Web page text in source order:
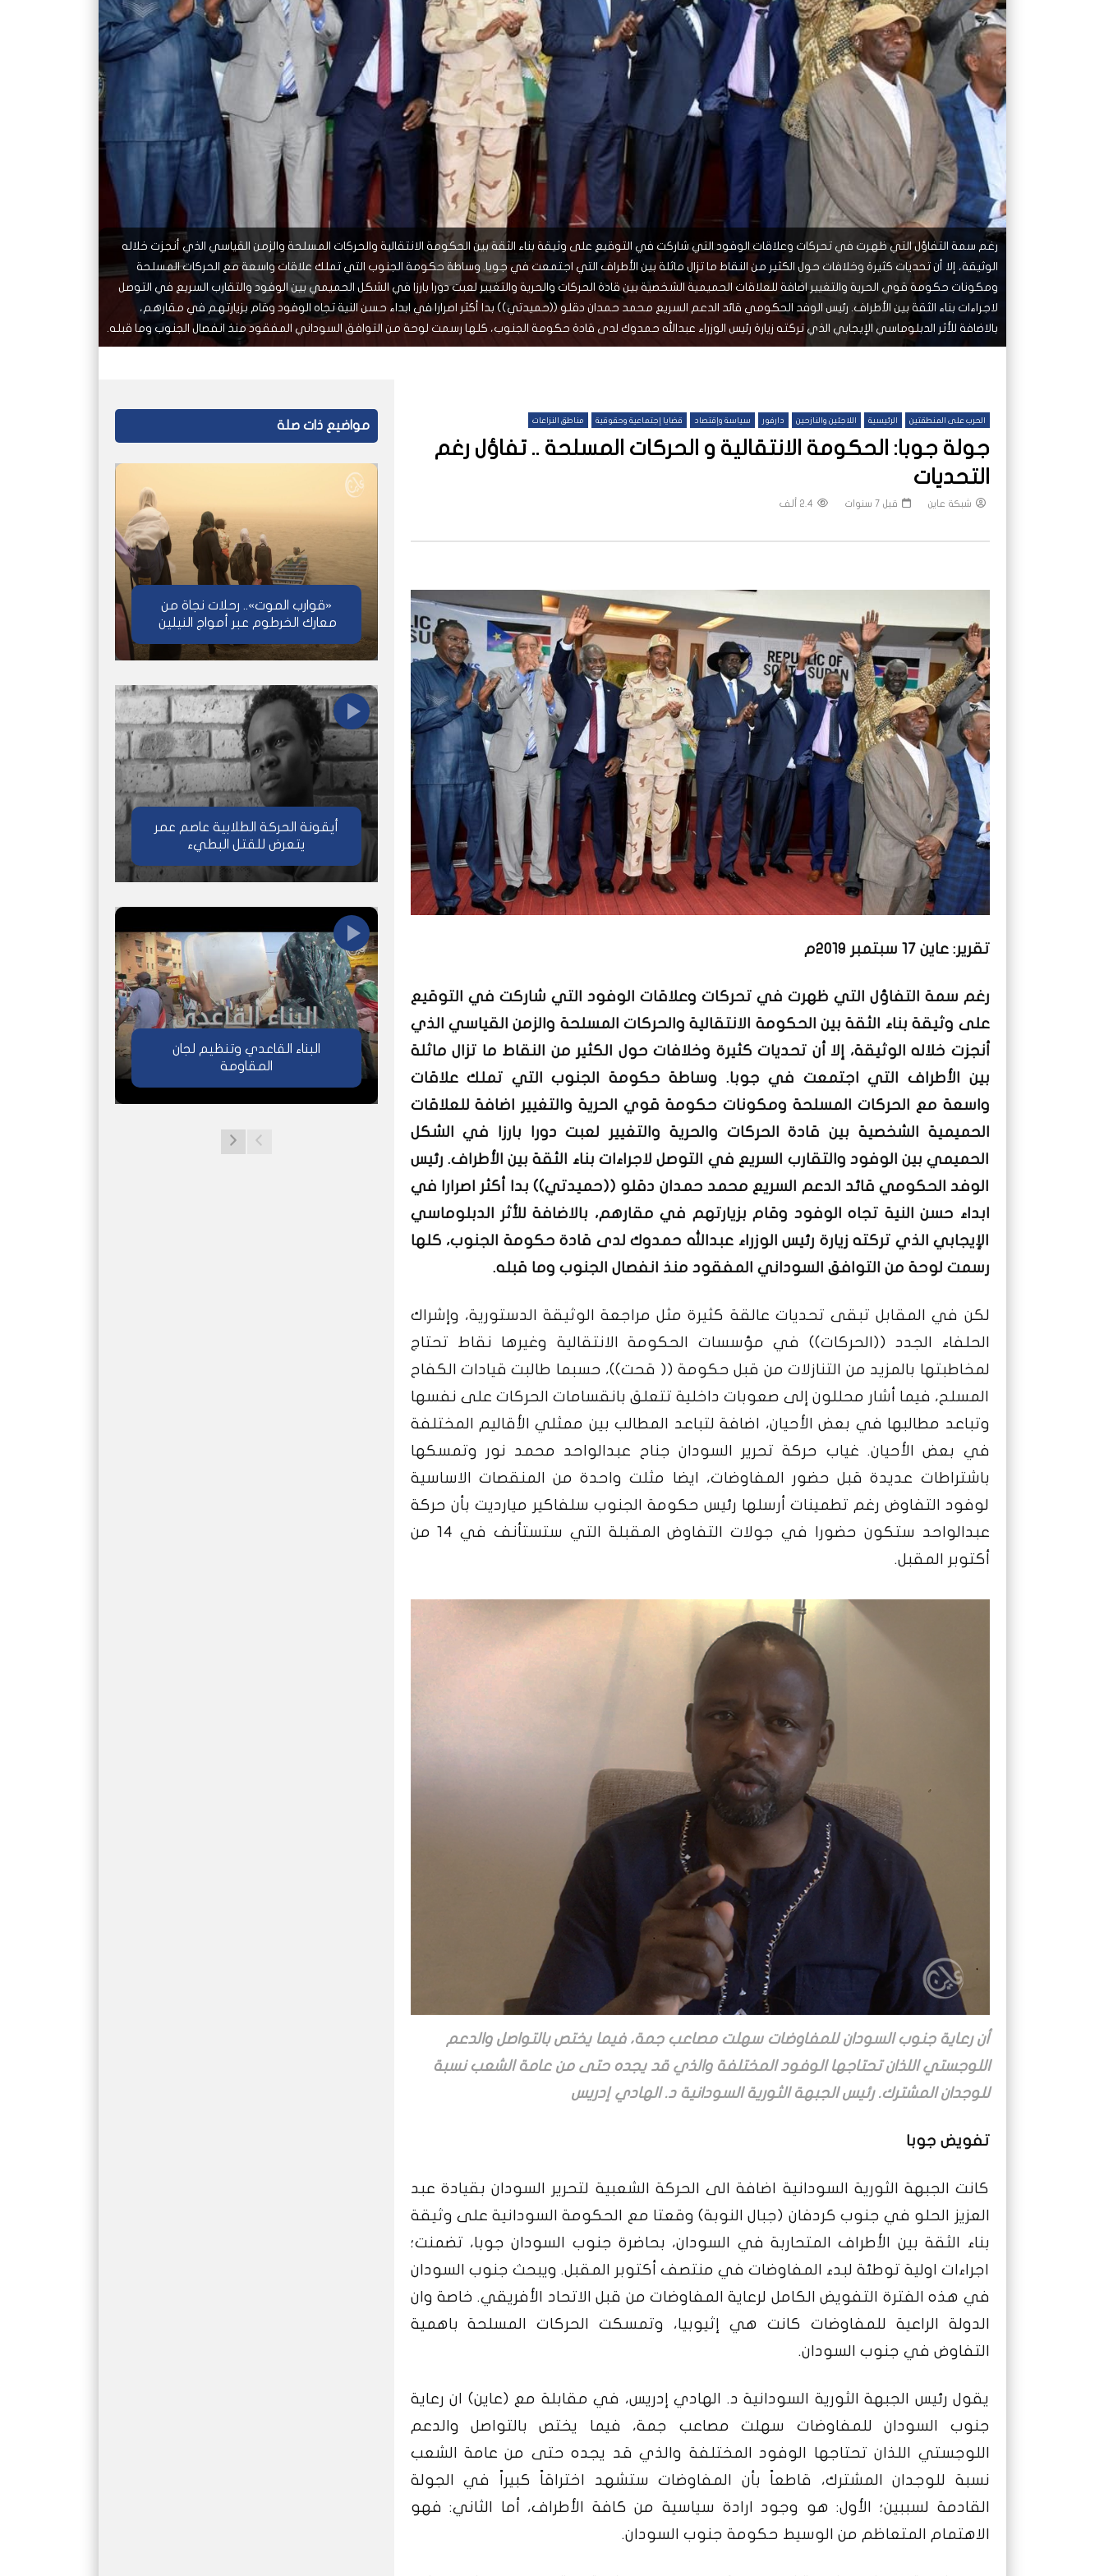
شاهد لاحقاً
عملتان وتطبيق مصرفي واحد.. كيف
تشظى النظام المصرفي في حرب
السودان؟
تصدر الدول العربية.. كيف دفعت الحرب
ديون السودان إلى ذروتها؟
نشرة أخبار عاين الأسبوعية
كيف أفرغت الحرب حقول مشروع الجزيرة
من العمال الزراعيين؟
شاهد لاحقاً
عملتان وتطبيق مصرفي واحد.. كيف
تشظى النظام المصرفي في حرب
السودان؟
شاهد لاحقاً
هجمات المسيرات تضع ملايين السودانيين
على خطوط النار والجوع
شاهد لاحقاً
جروحٌ لا تُرى.. حرب السودان تمتد إلى
الصحة النفسية للملايين
شاهد لاحقاً
الغلاء يطال كل شيء ويهدد لقمة عيش
السودانيين
رغم سمة التفاؤل التي ظهرت في تحركات وعلاقات الوفود التي شاركت في التوقيع على وثيقة بناء الثقة بين الحكومة الانتقالية والحركات المسلحة والزمن القياسي الذي أنجزت خلاله
الوثيقة، إلا أن تحديات كثيرة وخلافات حول الكثير من النقاط ما تزال ماثلة بين الأطراف التي اجتمعت في جوبا. وساطة حكومة الجنوب التي تملك علاقات واسعة مع الحركات المسلحة
ومكونات حكومة قوي الحرية والتغيير اضافة للعلاقات الحميمية الشخصية بين قادة الحركات والحرية والتغيير لعبت دورا بارزا في الشكل الحميمي بين الوفود والتقارب السريع في التوصل
لاجراءات بناء الثقة بين الأطراف. رئيس الوفد الحكومي قائد الدعم السريع محمد حمدان دقلو ((حميدتي)) بدا أكثر اصرارا في ابداء حسن النية تجاه الوفود وقام بزيارتهم في مقارهم،
بالاضافة للأثر الدبلوماسي الإيجابي الذي تركته زيارة رئيس الوزراء عبدالله حمدوك لدى قادة حكومة الجنوب، كلها رسمت لوحة من التوافق السوداني المفقود منذ انفصال الجنوب وما قبله.
الحرب على المنطقتين الرئيسية اللاجئين والنازحين دارفور سياسة وإقتصاد قضايا إجتماعية وحقوقية مناطق النزاعات
جولة جوبا: الحكومة الانتقالية و الحركات المسلحة .. تفاؤل رغم
التحديات
شبكة عاين قبل 7 سنوات 2.4 ألف
تقرير: عاين 17 سبتمبر 2019م
رغم سمة التفاؤل التي ظهرت في تحركات وعلاقات الوفود التي شاركت في التوقيع
على وثيقة بناء الثقة بين الحكومة الانتقالية والحركات المسلحة والزمن القياسي الذي
أنجزت خلاله الوثيقة، إلا أن تحديات كثيرة وخلافات حول الكثير من النقاط ما تزال ماثلة
بين الأطراف التي اجتمعت في جوبا. وساطة حكومة الجنوب التي تملك علاقات
واسعة مع الحركات المسلحة ومكونات حكومة قوي الحرية والتغيير اضافة للعلاقات
الحميمية الشخصية بين قادة الحركات والحرية والتغيير لعبت دورا بارزا في الشكل
الحميمي بين الوفود والتقارب السريع في التوصل لاجراءات بناء الثقة بين الأطراف. رئيس
الوفد الحكومي قائد الدعم السريع محمد حمدان دقلو ((حميدتي)) بدا أكثر اصرارا في
ابداء حسن النية تجاه الوفود وقام بزيارتهم في مقارهم، بالاضافة للأثر الدبلوماسي
الإيجابي الذي تركته زيارة رئيس الوزراء عبدالله حمدوك لدى قادة حكومة الجنوب، كلها
رسمت لوحة من التوافق السوداني المفقود منذ انفصال الجنوب وما قبله.
لكن في المقابل تبقى تحديات عالقة كثيرة مثل مراجعة الوثيقة الدستورية، وإشراك
الحلفاء الجدد ((الحركات)) في مؤسسات الحكومة الانتقالية وغيرها نقاط تحتاج
لمخاطبتها بالمزيد من التنازلات من قبل حكومة (( قحت))، حسبما طالبت قيادات الكفاح
المسلح، فيما أشار محللون إلى صعوبات داخلية تتعلق بانقسامات الحركات على نفسها
وتباعد مطالبها في بعض الأحيان، اضافة لتباعد المطالب بين ممثلي الأقاليم المختلفة
في بعض الأحيان. غياب حركة تحرير السودان جناح عبدالواحد محمد نور وتمسكها
باشتراطات عديدة قبل حضور المفاوضات، ايضا مثلت واحدة من المنقصات الاساسية
لوفود التفاوض رغم تطمينات أرسلها رئيس حكومة الجنوب سلفاكير ميارديت بأن حركة
عبدالواحد ستكون حضورا في جولات التفاوض المقبلة التي ستستأنف في 14 من
أكتوبر المقبل.
أن رعاية جنوب السودان للمفاوضات سهلت مصاعب جمة، فيما يختص بالتواصل والدعم
اللوجستي اللذان تحتاجها الوفود المختلفة والذي قد يجده حتى من عامة الشعب نسبة
للوجدان المشترك. رئيس الجبهة الثورية السودانية د. الهادي إدريس
تفويض جوبا
كانت الجبهة الثورية السودانية اضافة الى الحركة الشعبية لتحرير السودان بقيادة عبد
العزيز الحلو في جنوب كردفان (جبال النوبة) وقعتا مع الحكومة السودانية على وثيقة
بناء الثقة بين الأطراف المتحاربة في السودان، بحاضرة جنوب السودان جوبا، تضمنت؛
اجراءات اولية توطئة لبدء المفاوضات في منتصف أكتوبر المقبل. ويبحث جنوب السودان
في هذه الفترة التفويض الكامل لرعاية المفاوضات من قبل الاتحاد الأفريقي. خاصة وان
الدولة الراعية للمفاوضات كانت هي إثيوبيا، وتمسكت الحركات المسلحة باهمية
التفاوض في جنوب السودان.
يقول رئيس الجبهة الثورية السودانية د. الهادي إدريس، في مقابلة مع (عاين) ان رعاية
جنوب السودان للمفاوضات سهلت مصاعب جمة، فيما يختص بالتواصل والدعم
اللوجستي اللذان تحتاجها الوفود المختلفة والذي قد يجده حتى من عامة الشعب
نسبة للوجدان المشترك، قاطعاً بأن المفاوضات ستشهد اختراقاً كبيراً في الجولة
القادمة لسببين؛ الأول: هو وجود ارادة سياسية من كافة الأطراف، أما الثاني: فهو
الاهتمام المتعاظم من الوسيط حكومة جنوب السودان.
مواضيع ذات صلة
«قوارب الموت».. رحلات نجاة من
معارك الخرطوم عبر أمواج النيلين
أيقونة الحركة الطلابية عاصم عمر
يتعرض للقتل البطيء
البناء القاعدي وتنظيم لجان
المقاومة